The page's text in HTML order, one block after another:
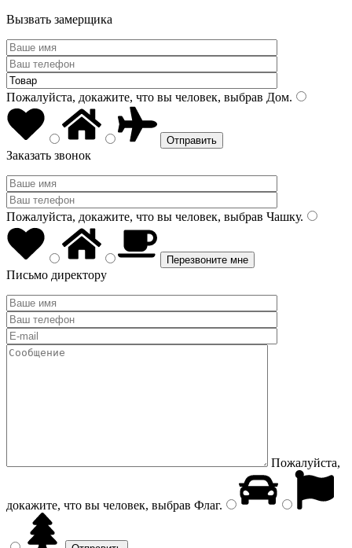
Вызвать замерщика
Пожалуйста, докажите, что вы человек, выбрав Дом.
Заказать звонок
Пожалуйста, докажите, что вы человек, выбрав Чашку.
Письмо директору
Пожалуйста,
докажите, что вы человек, выбрав Флаг.